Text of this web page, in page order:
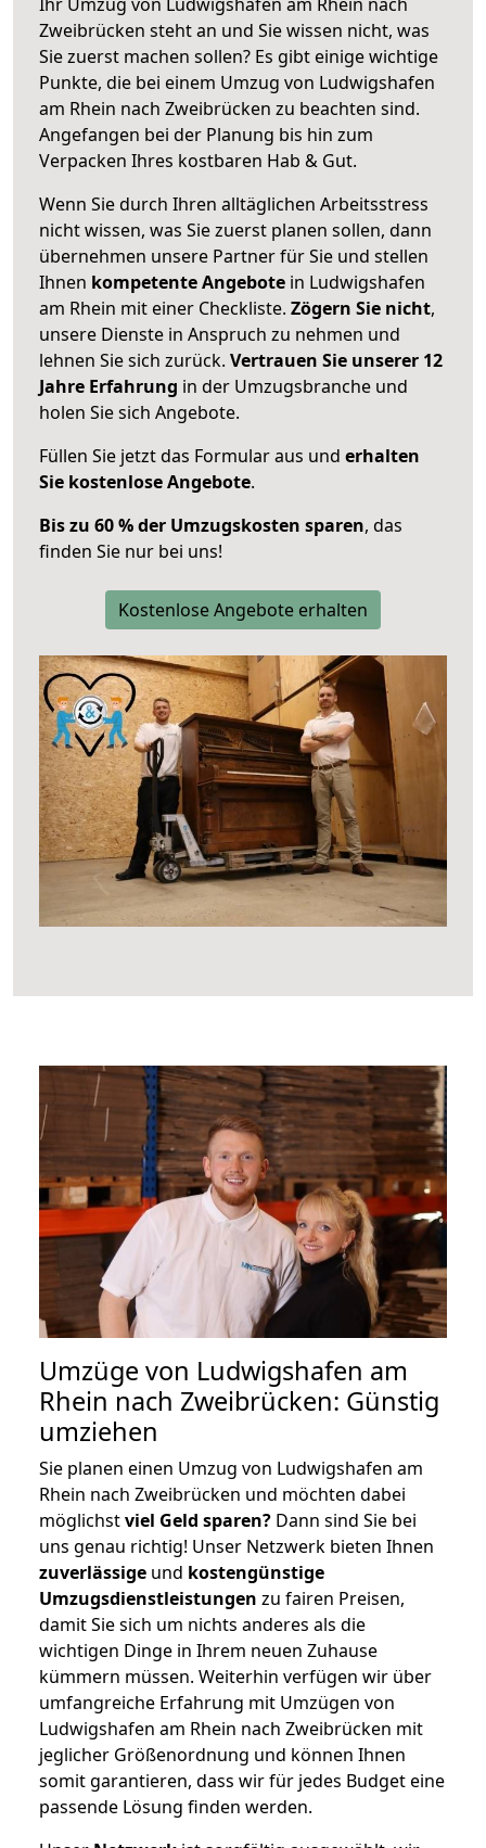
Zweibrücken steht an und Sie wissen nicht, was
Sie zuerst machen sollen? Es gibt einige wichtige
Punkte, die bei einem Umzug von Ludwigshafen
am Rhein nach Zweibrücken zu beachten sind.
Angefangen bei der Planung bis hin zum
Verpacken Ihres kostbaren Hab & Gut.
Wenn Sie durch Ihren alltäglichen Arbeitsstress
nicht wissen, was Sie zuerst planen sollen, dann
übernehmen unsere Partner für Sie und stellen
Ihnen kompetente Angebote in Ludwigshafen
am Rhein mit einer Checkliste. Zögern Sie nicht,
unsere Dienste in Anspruch zu nehmen und
lehnen Sie sich zurück. Vertrauen Sie unserer 12
Jahre Erfahrung in der Umzugsbranche und
holen Sie sich Angebote.
Füllen Sie jetzt das Formular aus und erhalten
Sie kostenlose Angebote.
Bis zu 60 % der Umzugskosten sparen, das
finden Sie nur bei uns!
Kostenlose Angebote erhalten
Umzüge von Ludwigshafen am
Rhein nach Zweibrücken: Günstig
umziehen
Sie planen einen Umzug von Ludwigshafen am
Rhein nach Zweibrücken und möchten dabei
möglichstviel Geld sparen? Dann sind Sie bei
uns genau richtig! Unser Netzwerk bieten Ihnen
zuverlässige und kostengünstige
Umzugsdienstleistungen zu fairen Preisen,
damit Sie sich um nichts anderes als die
wichtigen Dinge in Ihrem neuen Zuhause
kümmern müssen. Weiterhin verfügen wir über
umfangreiche Erfahrung mit Umzügen von
Ludwigshafen am Rhein nach Zweibrücken mit
jeglicher Größenordnung und können Ihnen
somit garantieren, dass wir für jedes Budget eine
passende Lösung finden werden.